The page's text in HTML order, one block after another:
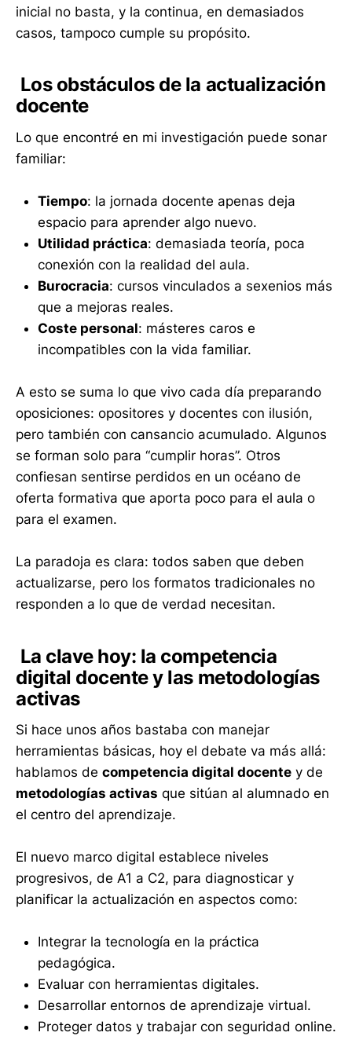
inicial no basta, y la continua, en demasiados
casos, tampoco cumple su propósito.
Los obstáculos de la actualización
docente
Lo que encontré en mi investigación puede sonar
familiar:
Tiempo: la jornada docente apenas deja
espacio para aprender algo nuevo.
Utilidad práctica: demasiada teoría, poca
conexión con la realidad del aula.
Burocracia: cursos vinculados a sexenios más
que a mejoras reales.
Coste personal: másteres caros e
incompatibles con la vida familiar.
A esto se suma lo que vivo cada día preparando
oposiciones: opositores y docentes con ilusión,
pero también con cansancio acumulado. Algunos
se forman solo para “cumplir horas”. Otros
confiesan sentirse perdidos en un océano de
oferta formativa que aporta poco para el aula o
para el examen.
La paradoja es clara: todos saben que deben
actualizarse, pero los formatos tradicionales no
responden a lo que de verdad necesitan.
La clave hoy: la competencia
digital docente y las metodologías
activas
Si hace unos años bastaba con manejar
herramientas básicas, hoy el debate va más allá:
hablamos de competencia digital docente y de
metodologías activas que sitúan al alumnado en
el centro del aprendizaje.
El nuevo marco digital establece niveles
progresivos, de A1 a C2, para diagnosticar y
planificar la actualización en aspectos como:
Integrar la tecnología en la práctica
pedagógica.
Evaluar con herramientas digitales.
Desarrollar entornos de aprendizaje virtual.
Proteger datos y trabajar con seguridad online.